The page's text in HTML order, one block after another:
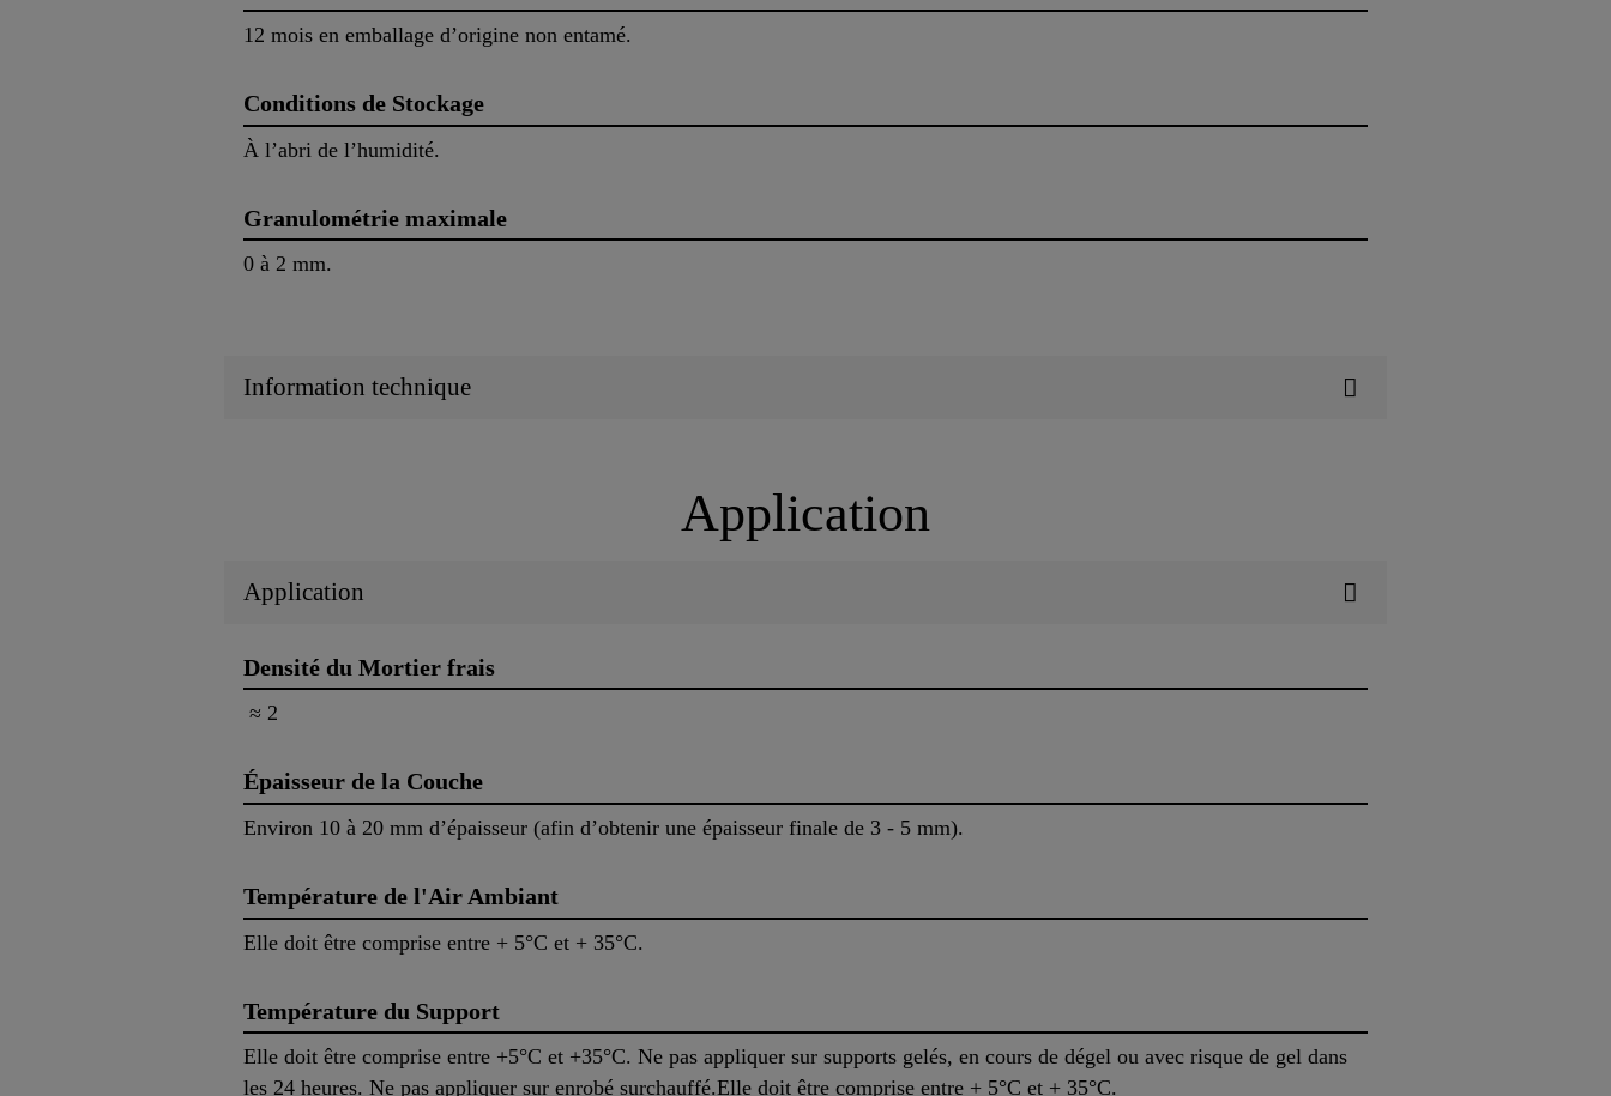
12 mois en emballage d’origine non entamé.
Conditions de Stockage
À l’abri de l’humidité.
Granulométrie maximale
0 à 2 mm.
Information technique
Application
Application
Densité du Mortier frais
≈ 2
Épaisseur de la Couche
Environ 10 à 20 mm d’épaisseur (afin d’obtenir une épaisseur finale de 3 - 5 mm).
Température de l'Air Ambiant
Elle doit être comprise entre + 5°C et + 35°C.
Température du Support
Elle doit être comprise entre +5°C et +35°C. Ne pas appliquer sur supports gelés, en cours de dégel ou avec risque de gel dans
les 24 heures. Ne pas appliquer sur enrobé surchauffé.Elle doit être comprise entre + 5°C et + 35°C.